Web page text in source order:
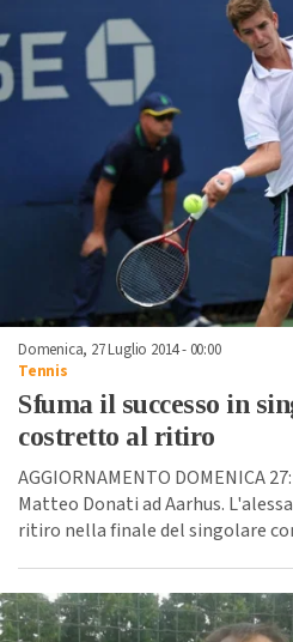
Domenica, 27 Luglio 2014 - 00:00
Tennis
Sfuma il successo in
costretto al ritiro
AGGIORNAMENTO DOMENICA
Matteo Donati ad Aarhus.
ritiro nella finale del singolare